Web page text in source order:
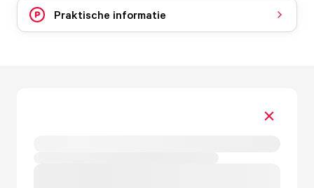
Praktische informatie